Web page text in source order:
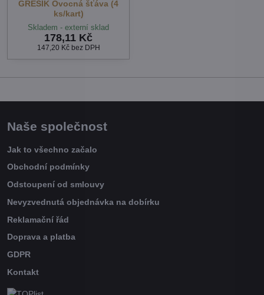
GREŠÍK Ovocná šťáva (4
ks/kart)
Skladem - externí sklad
178,11 Kč
147,20 Kč bez DPH
Naše společnost
Jak to všechno začalo
Obchodní podmínky
Odstoupení od smlouvy
Nevyzvednutá objednávka na dobírku
Reklamační řád
Doprava a platba
GDPR
Kontakt